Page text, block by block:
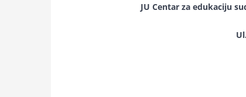
JU Centar za edukaciju